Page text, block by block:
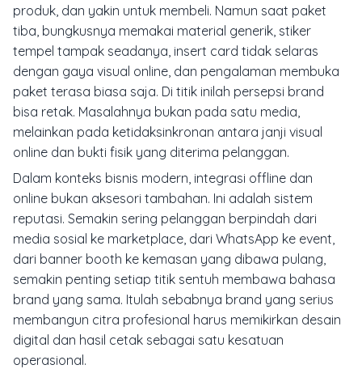
produk, dan yakin untuk membeli. Namun saat paket
tiba, bungkusnya memakai material generik, stiker
tempel tampak seadanya, insert card tidak selaras
dengan gaya visual online, dan pengalaman membuka
paket terasa biasa saja. Di titik inilah persepsi brand
bisa retak. Masalahnya bukan pada satu media,
melainkan pada ketidaksinkronan antara janji visual
online dan bukti fisik yang diterima pelanggan.
Dalam konteks bisnis modern, integrasi offline dan
online bukan aksesori tambahan. Ini adalah sistem
reputasi. Semakin sering pelanggan berpindah dari
media sosial ke marketplace, dari WhatsApp ke event,
dari banner booth ke kemasan yang dibawa pulang,
semakin penting setiap titik sentuh membawa bahasa
brand yang sama. Itulah sebabnya brand yang serius
membangun citra profesional harus memikirkan desain
digital dan hasil cetak sebagai satu kesatuan
operasional.